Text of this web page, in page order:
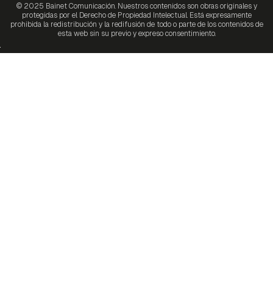
© 2025 Bainet Comunicación. Nuestros contenidos son obras originales y
protegidas por el Derecho de Propiedad Intelectual. Está expresamente
prohibida la redistribución y la redifusión de todo o parte de los contenidos de
esta web sin su previo y expreso consentimiento.